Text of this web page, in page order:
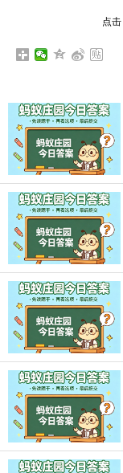
点击